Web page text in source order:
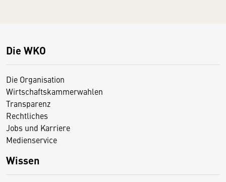
Die WKO
Die Organisation
Wirtschaftskammerwahlen
Transparenz
Rechtliches
Jobs und Karriere
Medienservice
Wissen